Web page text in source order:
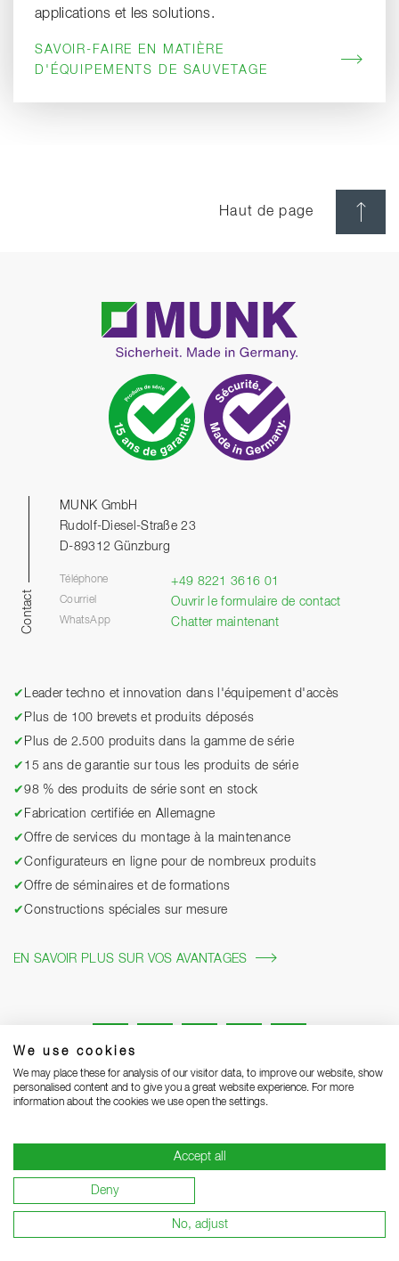
We use cookies
We may place these for analysis of our visitor data, to improve our website, show
personalised content and to give you a great website experience. For more
information about the cookies we use open the settings.
Accept all
Deny
No, adjust
applications et les solutions.
SAVOIR-FAIRE EN MATIÈRE
D'ÉQUIPEMENTS DE SAUVETAGE
Haut de page
Contact
MUNK GmbH
Rudolf-Diesel-Straße 23
D-89312 Günzburg
Téléphone +49 8221 3616 01
Courriel Ouvrir le formulaire de contact
WhatsApp Chatter maintenant
✔ Leader techno et innovation dans l'équipement d'accès
✔ Plus de 100 brevets et produits déposés
✔ Plus de 2.500 produits dans la gamme de série
✔ 15 ans de garantie sur tous les produits de série
✔98 % des produits de série sont en stock
✔ Fabrication certifiée en Allemagne
✔Offre de services du montage à la maintenance
✔Configurateurs en ligne pour de nombreux produits
✔Offre de séminaires et de formations
✔Constructions spéciales sur mesure
EN SAVOIR PLUS SUR VOS AVANTAGES
Mentions légales Protection des données Grounding Page
CGV Remarques concernant la livraison
Conditions de garantie Devenir sous-traitant